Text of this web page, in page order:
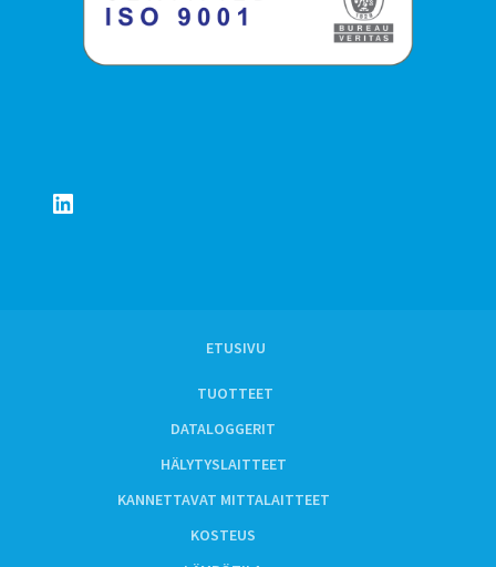
LinkedIn
ETUSIVU
TUOTTEET
DATALOGGERIT
HÄLYTYSLAITTEET
KANNETTAVAT MITTALAITTEET
KOSTEUS